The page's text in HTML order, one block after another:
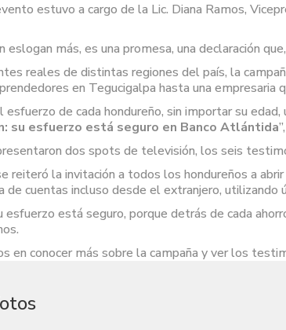
estuvo a cargo de la Lic. Diana Ramos,
eslogan más, es una promesa, una declaración
reales de distintas regiones del país, la
en Tegucigalpa hasta una empresaria
esfuerzo de cada hondureño, sin importar su
su esfuerzo está seguro en Banco Atlántida
dos spots de televisión, los seis
reiteró la invitación a todos los hondureños a
cuentas incluso desde el extranjero,
esfuerzo está seguro, porque detrás de cada
en conocer más sobre la campaña y ver los